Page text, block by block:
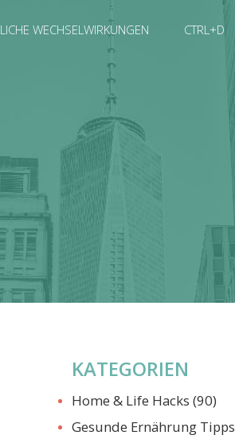
WECHSELWIRKUNGEN CTRL+D
KATEGORIEN
Home & Life Hacks (90)
Gesunde Ernährung Tipps